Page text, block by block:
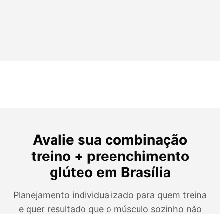
Avalie sua combinação
treino + preenchimento
glúteo em Brasília
Planejamento individualizado para quem treina
e quer resultado que o músculo sozinho não